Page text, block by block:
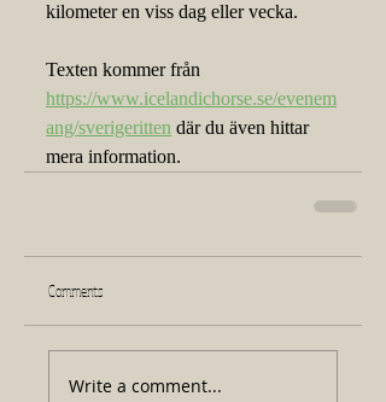
kilometer en viss dag eller vecka.
Texten kommer från
https://www.icelandichorse.se/evenem
ang/sverigeritten där du även hittar
mera information.
Comments
Write a comment...